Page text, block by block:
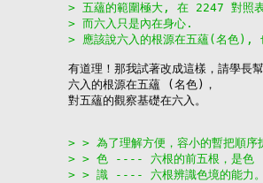
> 五蘊的範圍極大, 在 2247 對照
> 而六入只是內在身心.
> 應該說六入的根源在五蘊(名色
有道理！那我試著改成這樣，請學
六入的根源在五蘊 (名色)，
對五蘊的觀察基礎在六入。
> > 為了理解方便，容小的暫把
> > 色 ---- 六根的前五根，是色
> > 識 ---- 六根辨識色境的能力